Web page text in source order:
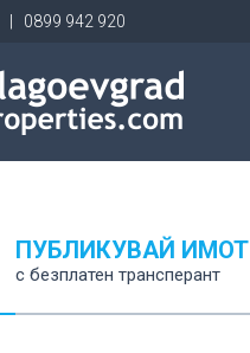
| 0899 942 920
ПУБЛИКУВАЙ ИМОТ
с безплатен трансперант